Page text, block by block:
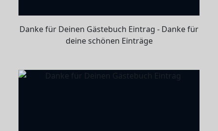
Danke für Deinen Gästebuch Eintrag - Danke für
deine schönen Einträge